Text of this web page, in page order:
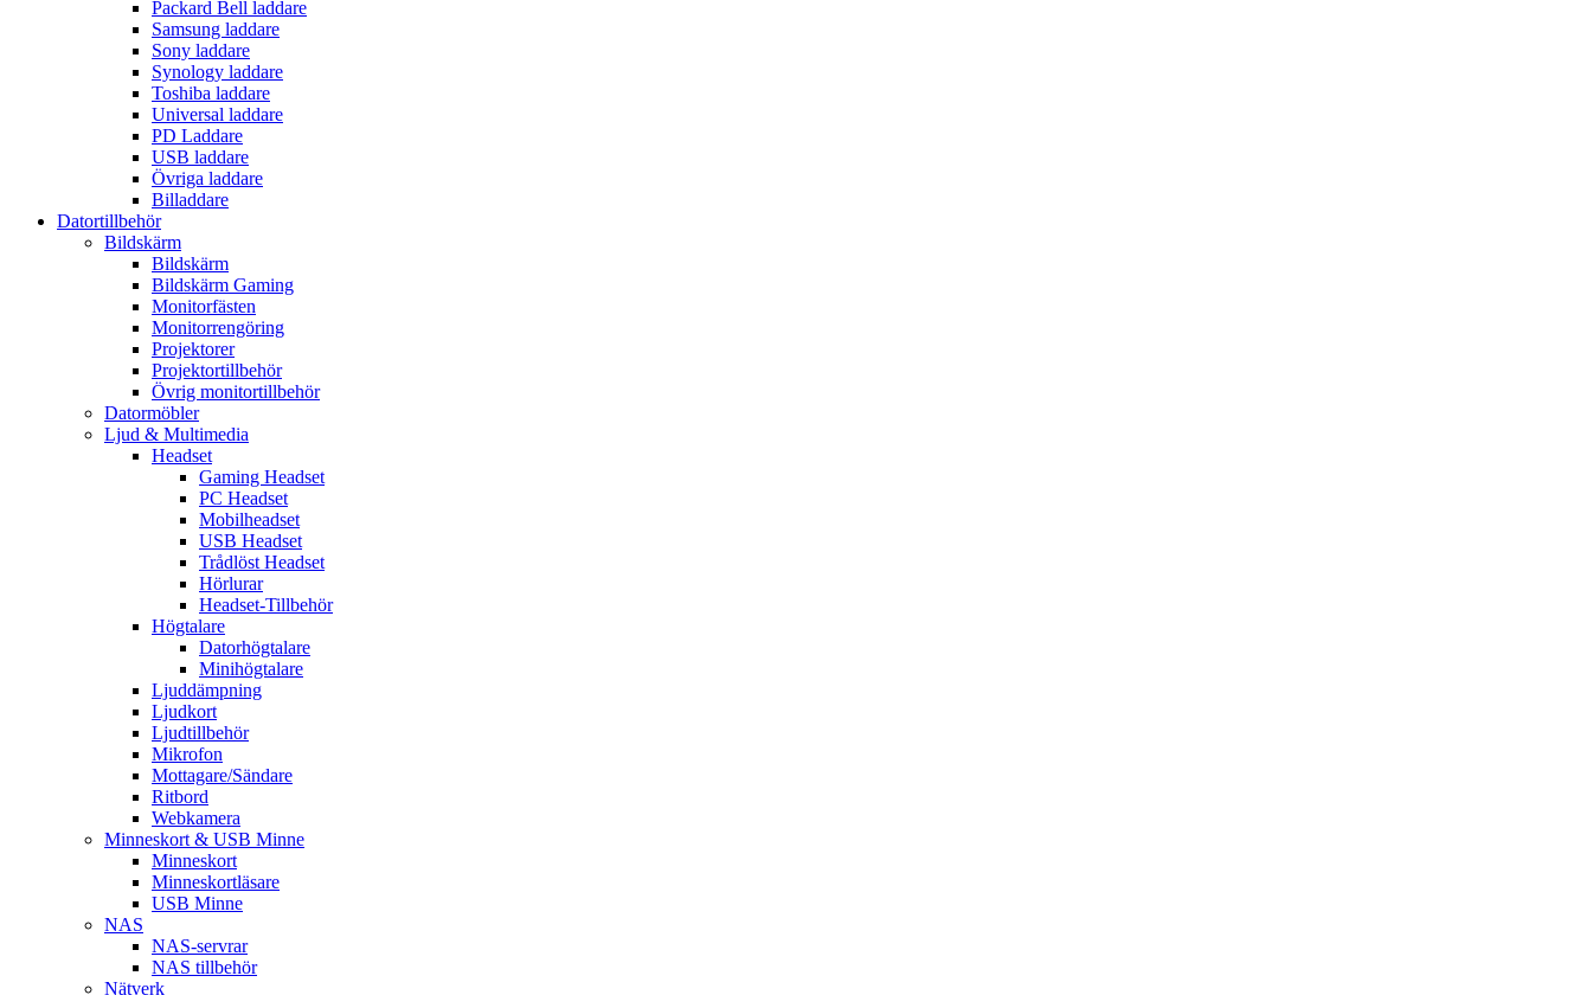
Packard Bell laddare
Samsung laddare
Sony laddare
Synology laddare
Toshiba laddare
Universal laddare
PD Laddare
USB laddare
Övriga laddare
Billaddare
Datortillbehör
Bildskärm
Bildskärm
Bildskärm Gaming
Monitorfästen
Monitorrengöring
Projektorer
Projektortillbehör
Övrig monitortillbehör
Datormöbler
Ljud & Multimedia
Headset
Gaming Headset
PC Headset
Mobilheadset
USB Headset
Trådlöst Headset
Hörlurar
Headset-Tillbehör
Högtalare
Datorhögtalare
Minihögtalare
Ljuddämpning
Ljudkort
Ljudtillbehör
Mikrofon
Mottagare/Sändare
Ritbord
Webkamera
Minneskort & USB Minne
Minneskort
Minneskortläsare
USB Minne
NAS
NAS-servrar
NAS tillbehör
Nätverk